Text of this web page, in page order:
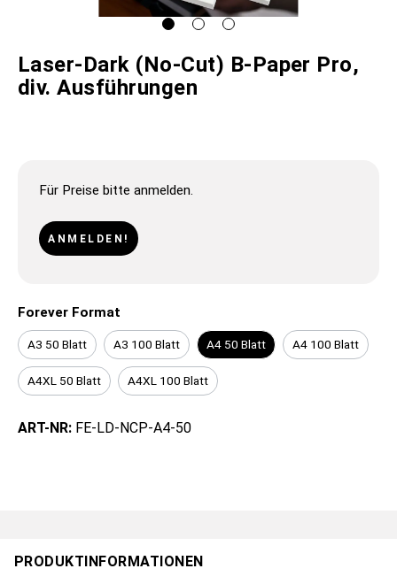
Laser-Dark (No-Cut) B-Paper Pro,
div. Ausführungen
Für Preise bitte anmelden.
ANMELDEN!
Forever Format
A3 50 Blatt A3 100 Blatt A4 50 Blatt A4 100 Blatt
A4XL 50 Blatt A4XL 100 Blatt
ART-NR: FE-LD-NCP-A4-50
PRODUKTINFORMATIONEN